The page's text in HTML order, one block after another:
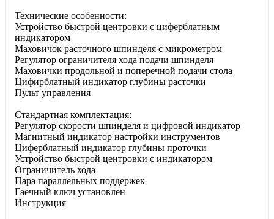
Технические особенности:
Устройство быстрой центровки с циферблатным
индикатором
Маховичок расточного шпинделя с микрометром
Регулятор ограничителя хода подачи шпинделя
Маховички продольной и поперечной подачи стола
Цифирблатный индикатор глубины расточки
Пульт управления
Стандартная комплектация:
Регулятор скорости шпинделя и цифровой индикатор
Магнитный индикатор настройки инструментов
Циферблатный индикатор глубины проточки
Устройство быстрой центровки с индикатором
Ограничитель хода
Пара параллельных поддержек
Гаечный ключ установлен
Инструкция